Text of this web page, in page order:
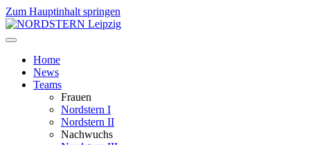
Zum Hauptinhalt springen
Home
News
Teams
Frauen
Nordstern I
Nordstern II
Nachwuchs